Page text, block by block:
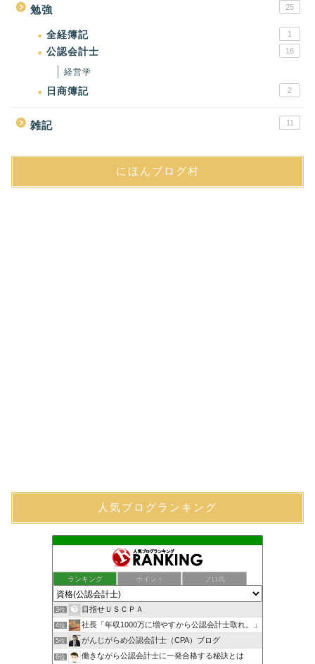
勉強 25
全経簿記 1
公認会計士 16
経営学
日商簿記 2
雑記 11
にほんブログ村
人気ブログランキング
ランキング ポイント ブロ画
3位 目指せＵＳＣＰＡ
4位 社長「年収1000万に増やすから公認会計士取れ。」
5位 がんじがらめ公認会計士（CPA）ブログ
6位 働きながら公認会計士に一発合格する秘訣とは